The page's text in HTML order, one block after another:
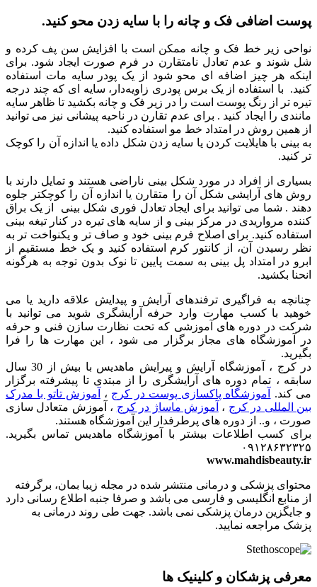
پوست اضافی فک و چانه را با سایه زدن محو کنید.
نواحی زیر خط فک و چانه ممکن است با افزایش سن پف کرده و
شل شوند و عدم تعادل نامتقارن در فرم صورت ایجاد شود. برای
اینکه هر چیز اضافه ای محو شود از یک پودر سایه مات استفاده
کنید. با استفاده از یک برس پودری زاویه‌دار، سایه ای که چند درجه
تیره ‌تر از رنگ پوست است را در زیر فک و چانه بکشید تا ظاهر سایه
مانندی را ایجاد کنید . برای عدم تقارن در ناحیه پیشانی نیز می توانید
از همین روش در امتداد خط مو استفاده کنید.
به بینی با هایلایت کردن یا سایه زدن شکل داده یا اندازه آن را کوچک
تر کنید.
بسیاری از افراد در مورد شکل بینی ناراضی هستند و تمایل دارند با
روش های آرایشی شکل آن را متقارن یا اندازه آن را کوچکتر جلوه
دهند . شما می توانید برای ایجاد تعادل فوری شکل بینی از یک براق
کننده مرواریدی در مرکز بینی و از سایه های تیره در کنار تیغه بینی
استفاده کنید. برای اصلاح فرم بینی خود و صاف ‌تر و یکنواخت‌ تر به
نظر رسیدن آن، از کانتور کرم استفاده کنید و یک خط مستقیم از
ابرو در امتداد پل بینی به سمت پایین تا نوک بدون توجه به هرگونه
انحنا ‌بکشید.
چنانچه به فراگیری ترفندهای آرایش و پیدایش علاقه دارید یا می
خوهید با کسب مهارت وارد حرفه آرایشگری شوید می توانید با
شرکت در دوره های آموزشی که تحت نظارت سازن فنی و حرفه
در آموزشگاه های مجاز برگزار می شود ، این مهارت ها را فرا
بگیرید.
در کرج ، آموزشگاه آرایش و پیرایش ماهدیس با بیش از 30 سال
سابقه ، تمام دوره های آرایشگری را از مبتدی تا پیشرفته برگزار
می کند.
آموزشگاه پاکسازی پوست در کرج ،
آموزش تاتو با مدرک
بین المللی در کرج ، آموزش ماساژ در کرج ، آموزش متعادل سازی
صورت ، و.. از دوره های پرطرفدار این آموزشگاه هستند.
برای کسب اطلاعات بیشتر با آموزشگاه ماهدیس تماس بگیرید.
۰۹۱۲۸۶۳۲۳۲۵
www.mahdisbeauty.ir
محتوای پزشکی و درمانی منتشر شده در مجله زیبا بمان، برگرفته
از منابع انگلیسی و فارسی می باشد و صرفا جنبه اطلاع رسانی دارد
و جایگزین درمان پزشکی نمی باشد. جهت طی روند درمانی به
پزشک مراجعه نمایید.
معرفی پزشکان و کلینیک ها